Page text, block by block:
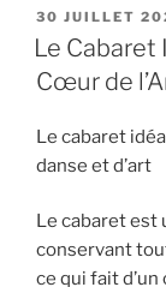
PUBLIÉ
LE
30 JUILLET
Le Cabaret
Cœur de
Le cabaret
danse et d’art
Le cabaret est
conservant
ce qui fait